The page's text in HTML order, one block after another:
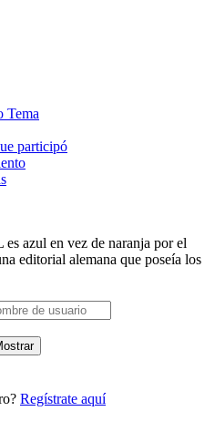
Tema
participó
azul en vez de naranja por el
editorial alemana que poseía los
Regístrate aquí